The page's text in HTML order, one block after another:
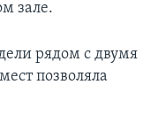
зале.
рядом с двумя
позволяла